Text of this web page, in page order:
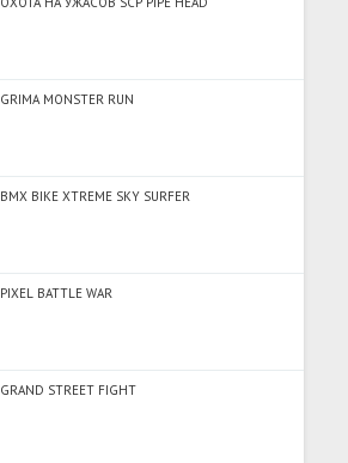
GRIMA MONSTER RUN
BMX BIKE XTREME SKY SURFER
PIXEL BATTLE WAR
GRAND STREET FIGHT